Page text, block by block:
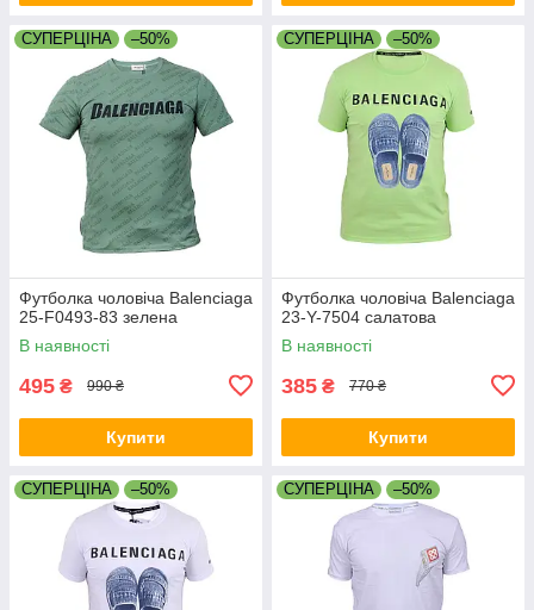
СУПЕРЦІНА –50%
Футболка чоловіча Balenciaga
25-F0493-83 зелена
В наявності
495 ₴ 990 ₴
Купити
СУПЕРЦІНА –50%
Футболка чоловіча Balenciaga
23-Y-7504 салатова
В наявності
385 ₴ 770 ₴
Купити
СУПЕРЦІНА –50% СУПЕРЦІНА –50%